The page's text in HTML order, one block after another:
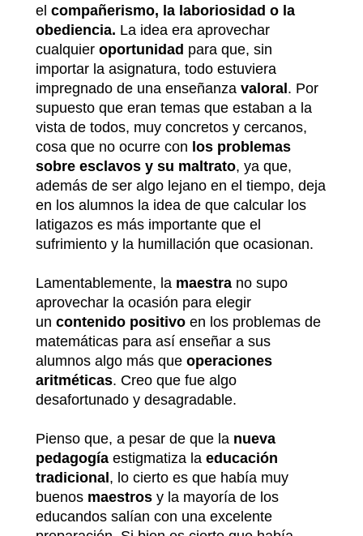
el compañerismo, la laboriosidad o la
obediencia. La idea era aprovechar
cualquier oportunidad para que, sin
importar la asignatura, todo estuviera
impregnado de una enseñanza valoral . Por
supuesto que eran temas que estaban a la
vista de todos, muy concretos y cercanos,
cosa que no ocurre con los problemas
sobre esclavos y su maltrato, ya que,
además de ser algo lejano en el tiempo, deja
en los alumnos la idea de que calcular los
latigazos es más importante que el
sufrimiento y la humillación que ocasionan.
Lamentablemente, la maestra no supo
aprovechar la ocasión para elegir
un contenido positivo en los problemas de
matemáticas para así enseñar a sus
alumnos algo más que operaciones
aritméticas. Creo que fue algo
desafortunado y desagradable.
Pienso que, a pesar de que la nueva
pedagogía estigmatiza la educación
tradicional , lo cierto es que había muy
buenos maestros y la mayoría de los
educandos salían con una excelente